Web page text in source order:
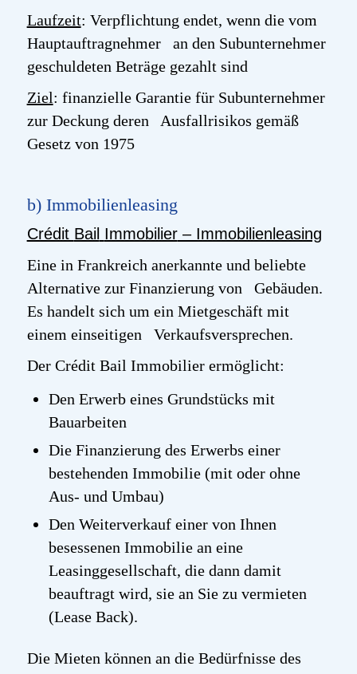
Laufzeit: Verpflichtung endet, wenn die vom
Hauptauftragnehmer an den Subunternehmer
geschuldeten Beträge gezahlt sind
Ziel: finanzielle Garantie für Subunternehmer
zur Deckung deren Ausfallrisikos gemäß
Gesetz von 1975
b) Immobilienleasing
Crédit Bail Immobilier– Immobilienleasing
Eine in Frankreich anerkannte und beliebte
Alternative zur Finanzierung von Gebäuden.
Es handelt sich um ein Mietgeschäft mit
einem einseitigen Verkaufsversprechen.
Der Crédit Bail Immobilier ermöglicht:
Den Erwerb eines Grundstücks mit
Bauarbeiten
Die Finanzierung des Erwerbs einer
bestehenden Immobilie (mit oder ohne
Aus- und Umbau)
Den Weiterverkauf einer von Ihnen
besessenen Immobilie an eine
Leasinggesellschaft, die dann damit
beauftragt wird, sie an Sie zu vermieten
(Lease Back).
Die Mieten können an die Bedürfnisse des